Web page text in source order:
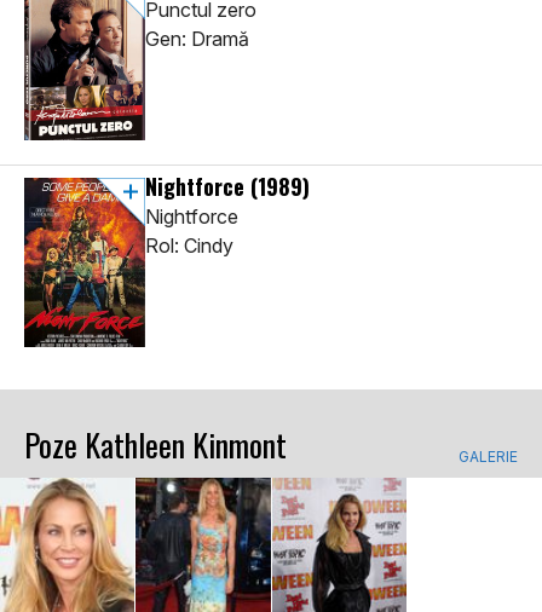
Punctul zero
Gen: Dramă
Nightforce (1989)
Nightforce
Rol: Cindy
Poze Kathleen Kinmont GALERIE